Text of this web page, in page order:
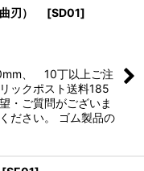
刃） [SD01]
、 10丁以上ご注
ックポスト送料185
・ご質問がございま
ださい。 ゴム製品の